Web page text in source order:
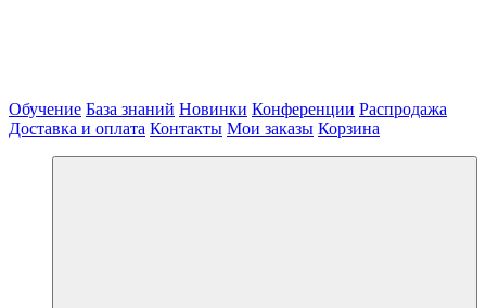
Обучение База знаний Новинки Конференции Распродажа
Доставка и оплата Контакты Мои заказы Корзина